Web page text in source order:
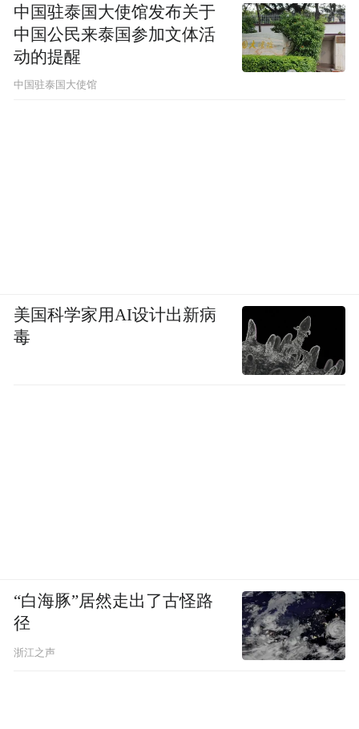
中国驻泰国大使馆发布关于
中国公民来泰国参加文体活
动的提醒
中国驻泰国大使馆
美国科学家用AI设计出新病
毒
“白海豚”居然走出了古怪路
径
浙江之声